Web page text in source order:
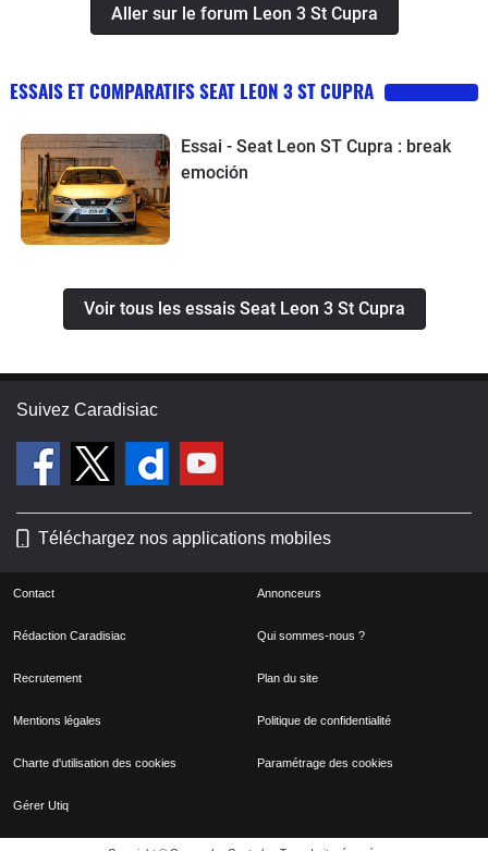
Aller sur le forum Leon 3 St Cupra
ESSAIS ET COMPARATIFS SEAT LEON 3 ST CUPRA
Essai - Seat Leon ST Cupra : break
emoción
Voir tous les essais Seat Leon 3 St Cupra
Suivez Caradisiac
Téléchargez nos applications mobiles
Contact Annonceurs
Rédaction Caradisiac Qui sommes-nous ?
Recrutement Plan du site
Mentions légales Politique de confidentialité
Charte d'utilisation des cookies Paramétrage des cookies
Gérer Utiq